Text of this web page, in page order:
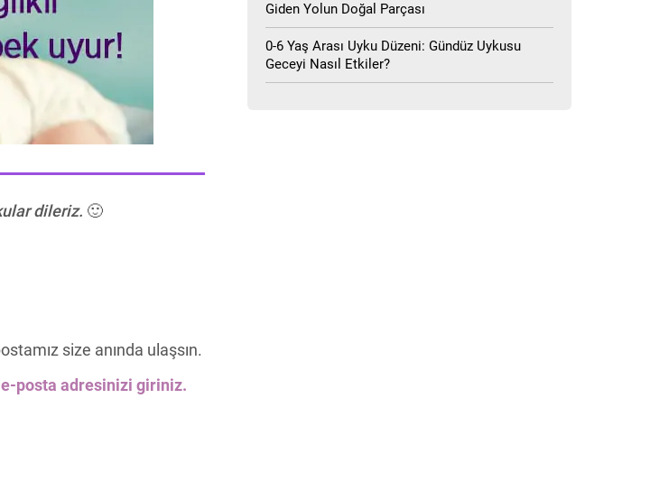
dileriz. 🙂
size anında ulaşsın.
posta adresinizi giriniz.
Giden Yolun Doğal Parçası
0-6 Yaş Arası Uyku Düzeni: Gündüz Uykusu
Geceyi Nasıl Etkiler?